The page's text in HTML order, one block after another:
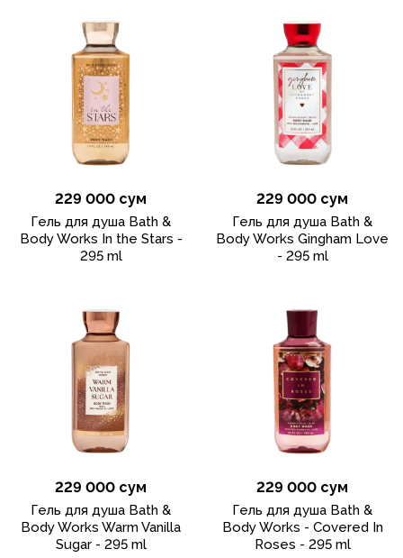
229 000 сум
Гель для душа Bath &
Body Works In the Stars -
295 ml
229 000 сум
Гель для душа Bath &
Body Works Gingham Love
- 295 ml
229 000 сум
Гель для душа Bath &
Body Works Warm Vanilla
Sugar - 295 ml
229 000 сум
Гель для душа Bath &
Body Works - Covered In
Roses - 295 ml